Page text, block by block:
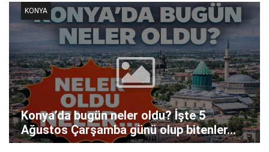
Konya’da bugün neler oldu? İşte 5
Ağustos Çarşamba günü olup bitenler…
KONYA